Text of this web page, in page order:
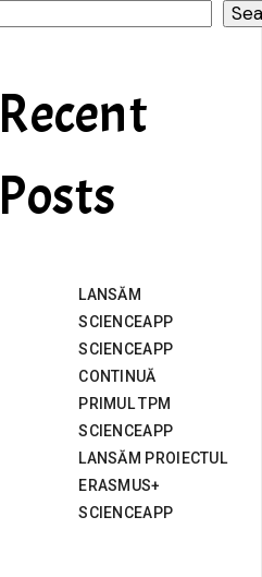
Recent
Posts
LANSĂM
SCIENCEAPP
SCIENCEAPP
CONTINUĂ
PRIMUL TPM
SCIENCEAPP
LANSĂM PROIECTUL
ERASMUS+
SCIENCEAPP